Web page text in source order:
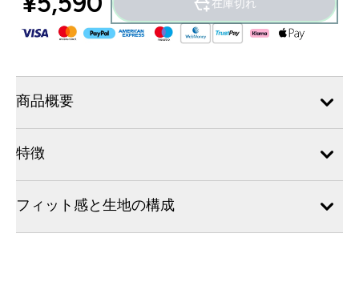
在庫切れ
商品概要
特徴
フィット感と生地の構成